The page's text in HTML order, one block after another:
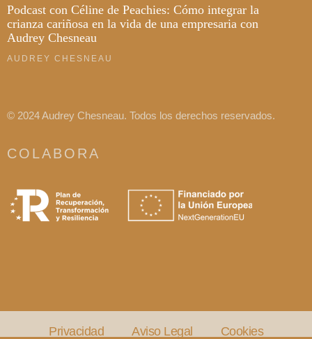
Podcast con Céline de Peachies: Cómo integrar la
crianza cariñosa en la vida de una empresaria con
Audrey Chesneau
AUDREY CHESNEAU
© 2024 Audrey Chesneau. Todos los derechos reservados.
COLABORA
Privacidad Aviso Legal Cookies